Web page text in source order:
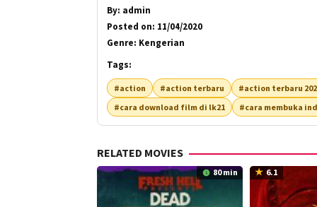
By: admin
Posted on: 11/04/2020
Genre: Kengerian
Tags:
#action #action terbaru #action terbaru
#cara download film di lk21
#cara membuka
RELATED MOVIES
80 min 6.1